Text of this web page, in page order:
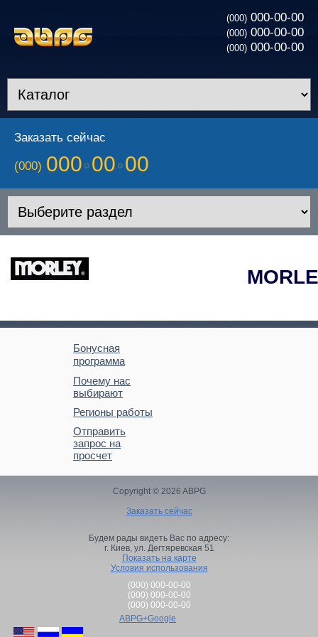
(000) 000-00-00
(000) 000-00-00
(000) 000-00-00
Заказать сейчас
(000) 000 00 00
Бонусная
программа
Почему нас
выбирают
Регионы работы
Отправить
запрос на
просчет
Copyright © 2026 ABPG
Заказать сейчас
Будем рады видеть Вас по адресу:
г. Киев, ул. Дегтяревская 51
Показать на карте
Условия использования
(000) 000-00-00
(000) 000-00-00
(000) 000-00-00
ABPG+Google